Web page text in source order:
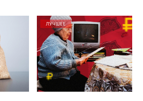
ЛУЧШЕЕ